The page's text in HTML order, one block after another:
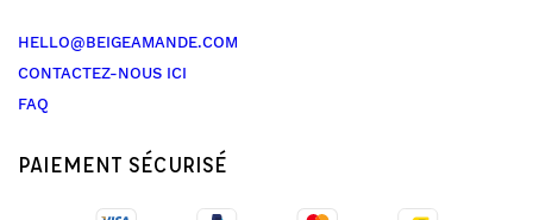
HELLO@BEIGEAMANDE.COM
CONTACTEZ-NOUS ICI
FAQ
PAIEMENT SÉCURISÉ